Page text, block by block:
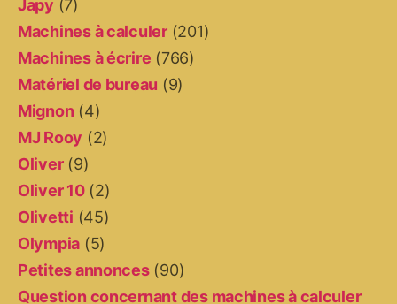
Japy (7)
Machines à calculer(201)
Machines à écrire (766)
Matériel de bureau (9)
Mignon (4)
MJ Rooy (2)
Oliver(9)
Oliver 10(2)
Olivetti (45)
Olympia (5)
Petites annonces(90)
Question concernant des machines à calculer